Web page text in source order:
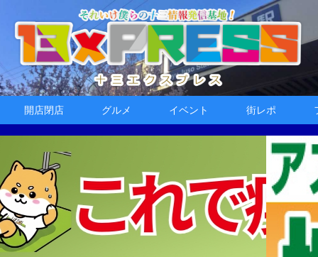
開店閉店 グルメ イベント 街レポ